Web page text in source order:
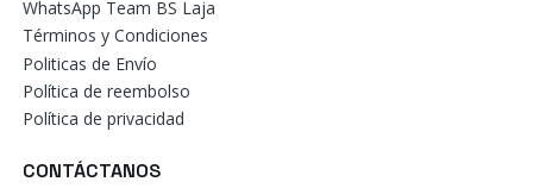
WhatsApp Team BS Laja
Términos y Condiciones
Politicas de Envío
Política de reembolso
Política de privacidad
CONTÁCTANOS